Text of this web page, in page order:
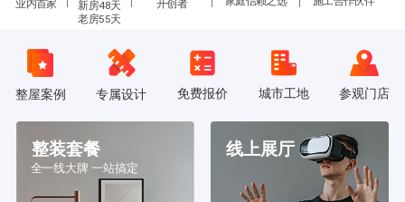
业内首家
新房48天
老房55天
开创者
整屋案例 专属设计 免费报价 城市工地 参观门店
整装套餐
全一线大牌 一站搞定
线上展厅